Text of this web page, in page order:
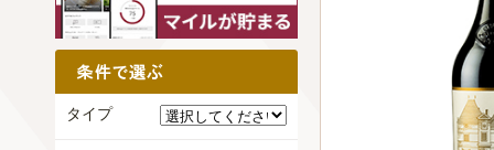
タイプ